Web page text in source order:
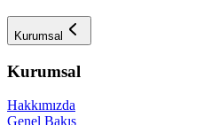
Kurumsal
Kurumsal
Hakkımızda
Genel Bakış